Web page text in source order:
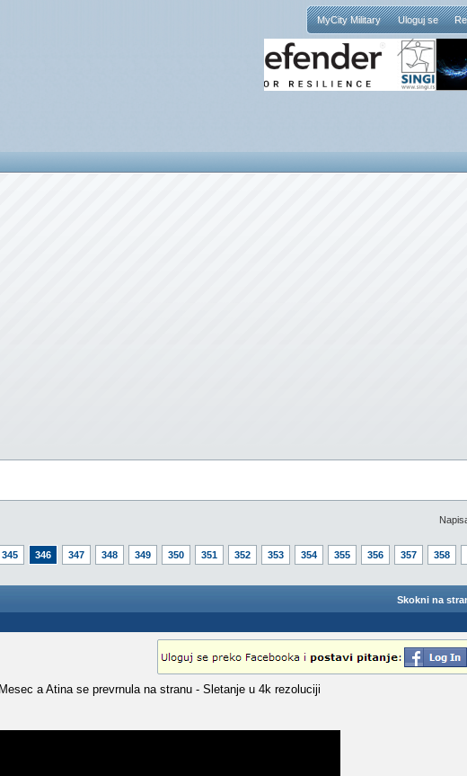
MyCity Military Uloguj se
345 346 347 348 349 350 351 352 353 354 355 356 357 358
Skokni na
a Atina se prevrnula na stranu - Sletanje u 4k rezoluciji